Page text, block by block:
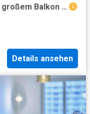
AM FLIEGENSPITZ 3 Zimmer mit großem Balkon | Modern Hell Nachhaltig | Provisionsfrei!
Details ansehen